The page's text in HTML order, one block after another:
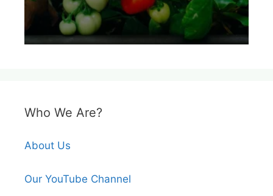
Who We Are?
About Us
Our YouTube Channel